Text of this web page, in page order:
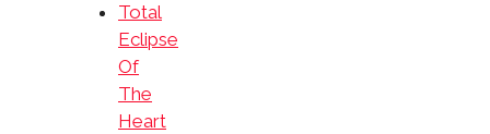
Total
Eclipse
Of
The
Heart